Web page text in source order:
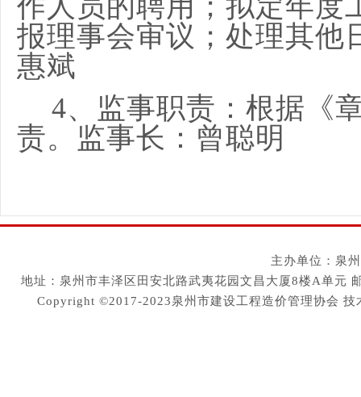
作人员的聘用；拟定年度
报理事会审议；处理其他
惠斌
4、监事职责： 根据《
责。监事长：曾聪明
主办单位：泉
地址：泉州市丰泽区田安北路武夷花园文昌大厦8楼A单元
Copyright ©2017-2023泉州市建设工程造价管理协会 技